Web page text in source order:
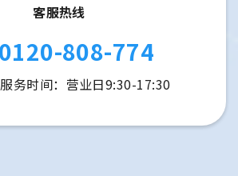
客服热线
0120-808-774
务时间：营业日9:30-17:30